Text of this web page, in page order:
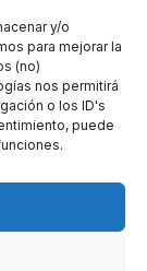
y/o
para mejorar la
(no)
nos permitirá
o los ID's
puede